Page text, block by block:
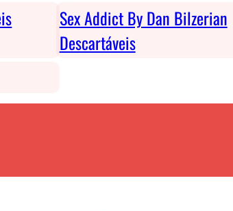
Sex Addict By Dan Bilzerian
Descartáveis